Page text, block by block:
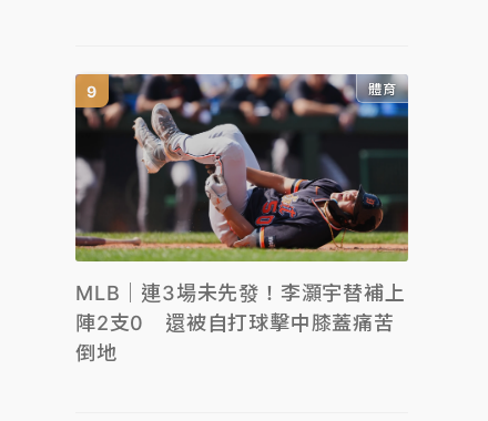
體育
MLB｜連3場未先發！李灝宇替補上
陣2支0 還被自打球擊中膝蓋痛苦
倒地